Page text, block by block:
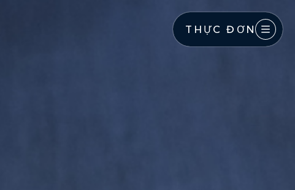
THỰC ĐƠN